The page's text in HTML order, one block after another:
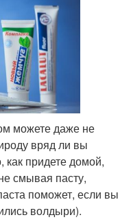
можете даже не
вряд ли вы
как придете домой,
смывая пасту,
поможет, если вы
волдыри).